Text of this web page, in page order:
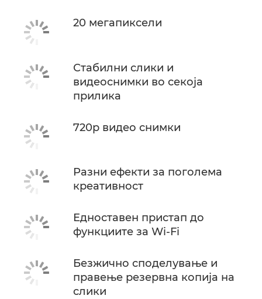
20 мегапиксели
Стабилни слики и
видеоснимки во секоја
прилика
720p видео снимки
Разни ефекти за поголема
креативност
Едноставен пристап до
функциите за Wi-Fi
Безжично споделување и
правење резервна копија на
слики